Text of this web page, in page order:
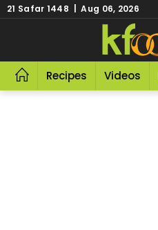
21 Safar 1448 | Aug 06, 2026
Recipes Videos